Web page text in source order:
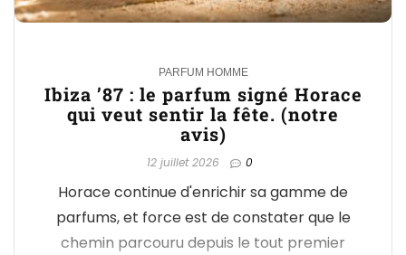
PARFUM HOMME
Ibiza ’87 : le parfum signé Horace
qui veut sentir la fête. (notre
avis)
12 juillet 2026 0
Horace continue d'enrichir sa gamme de
parfums, et force est de constater que le
chemin parcouru depuis le tout premier